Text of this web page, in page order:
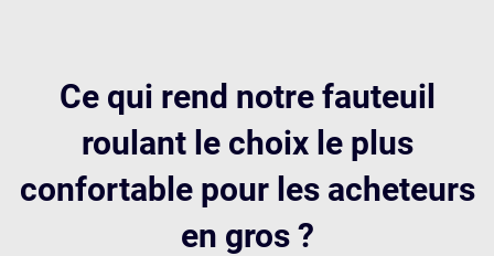
Ce qui rend notre fauteuil
roulant le choix le plus
confortable pour les acheteurs
en gros ?